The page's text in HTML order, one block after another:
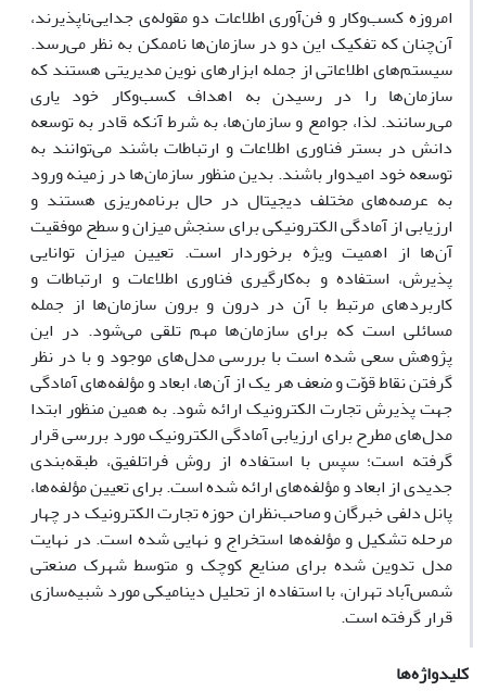
امروزه کسب‌وکار و فن‌آوری اطلاعات دو مقوله‌ی جدایی‌ناپذیرند،
آن‌چنان که تفکیک این دو در سازمان‌ها ناممکن به نظر می‌رسد.
سیستم‌های اطلاعاتی از جمله ابزارهای نوین مدیریتی هستند که
سازمان‌ها را در رسیدن به اهداف کسب‌وکار خود یاری
می‌رسانند. لذا، جوامع و سازمان‌ها، به شرط آنکه قادر به توسعه
دانش در بستر فناوری اطلاعات و ارتباطات باشند می‌توانند به
توسعه خود امیدوار باشند. بدین منظور سازمان‌ها در زمینه ورود
به عرصه‌های مختلف دیجیتال در حال برنامه‌ریزی هستند و
ارزیابی از آمادگی الکترونیکی برای سنجش میزان و سطح موفقیت
آن‌ها از اهمیت ویژه برخوردار است. تعیین میزان توانایی
پذیرش، استفاده و به‌کارگیری فناوری اطلاعات و ارتباطات و
کاربردهای مرتبط با آن در درون و برون سازمان‌ها از جمله
مسائلی است که برای سازمان‌ها مهم تلقی می‌شود. در این
پژوهش سعی شده است با بررسی مدل‌های موجود و با در نظر
گرفتن نقاط قوّت و ضعف هر یک از آن‌ها، ابعاد و مؤلفه‌های آمادگی
جهت پذیرش تجارت الکترونیک ارائه شود. به همین منظور ابتدا
مدل‌های مطرح برای ارزیابی آمادگی الکترونیک مورد بررسی قرار
گرفته است؛ سپس با استفاده از روش فراتلفیق، طبقه‌بندی
جدیدی از ابعاد و مؤلفه‌های ارائه شده است. برای تعیین مؤلفه‌ها،
پانل دلفی خبرگان و صاحب‌نظران حوزه تجارت الکترونیک در چهار
مرحله تشکیل و مؤلفه‌ها استخراج و نهایی شده است. در نهایت
مدل تدوین شده برای صنایع کوچک و متوسط شهرک صنعتی
شمس‌آباد تهران، با استفاده از تحلیل دینامیکی مورد شبیه‌سازی
قرار گرفته است.
کلیدواژه‌ها